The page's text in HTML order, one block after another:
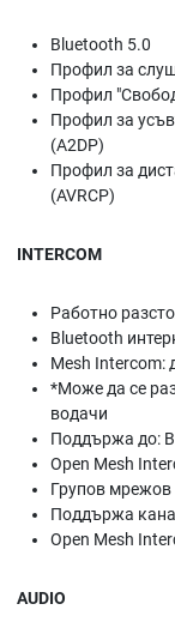
Bluetooth 5.0
Профил за
Профил
Профил за
(A2DP)
Профил за
(AVRCP)
INTERCOM
Работно
Bluetooth
Mesh Intercom:
*Може да се
водачи
Поддържа до:
Open Mesh
Групов мрежов
Поддържа
Open Mesh
AUDIO